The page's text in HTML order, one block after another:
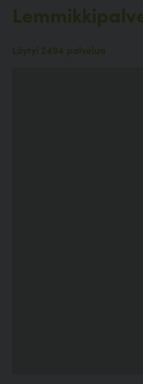
Löytyi 2494 palvelua